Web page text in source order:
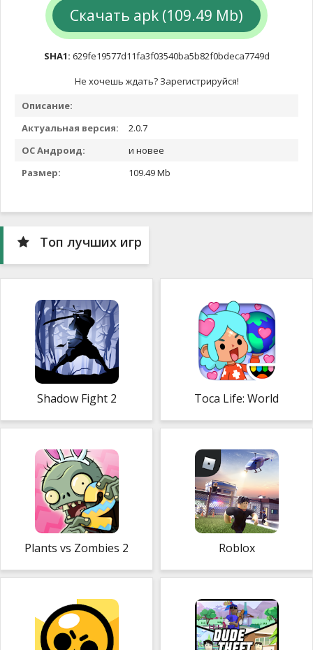
Скачать apk (109.49 Mb)
SHA1: 629fe19577d11fa3f03540ba5b82f0bdeca7749d
Не хочешь ждать? Зарегистрируйся!
Описание:
Актуальная версия:
2.0.7
ОС Андроид:
и новее
Размер:
109.49 Mb
Топ лучших игр
Shadow Fight 2 Toca Life: World
Plants vs Zombies 2 Roblox